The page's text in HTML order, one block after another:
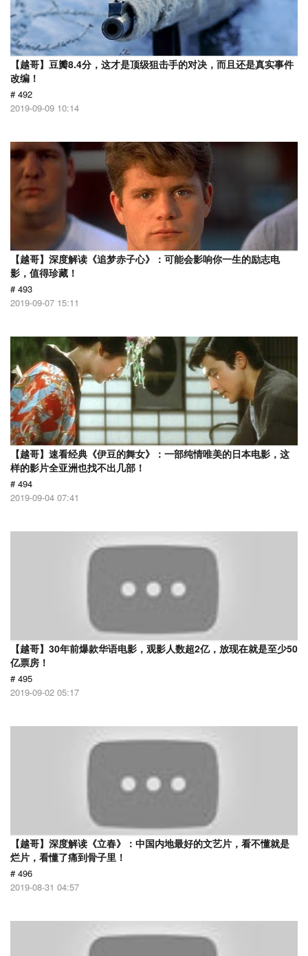
【越哥】豆瓣8.4分，这才是顶级狙击手的对决，而且还是真实事件
改编！
# 492
2019-09-09 10:14
【越哥】深度解读《追梦赤子心》：可能会影响你一生的励志电
影，值得珍藏！
# 493
2019-09-07 15:11
【越哥】速看经典《伊豆的舞女》：一部纯情唯美的日本电影，这
样的影片全亚洲也找不出几部！
# 494
2019-09-04 07:41
【越哥】30年前爆款华语电影，观影人数超2亿，放现在就是至少50
亿票房！
# 495
2019-09-02 05:17
【越哥】深度解读《立春》：中国内地最好的文艺片，看不懂就是
烂片，看懂了痛到骨子里！
# 496
2019-08-31 04:57